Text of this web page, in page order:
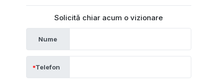
Solicită chiar acum o vizionare
Nume
Telefon